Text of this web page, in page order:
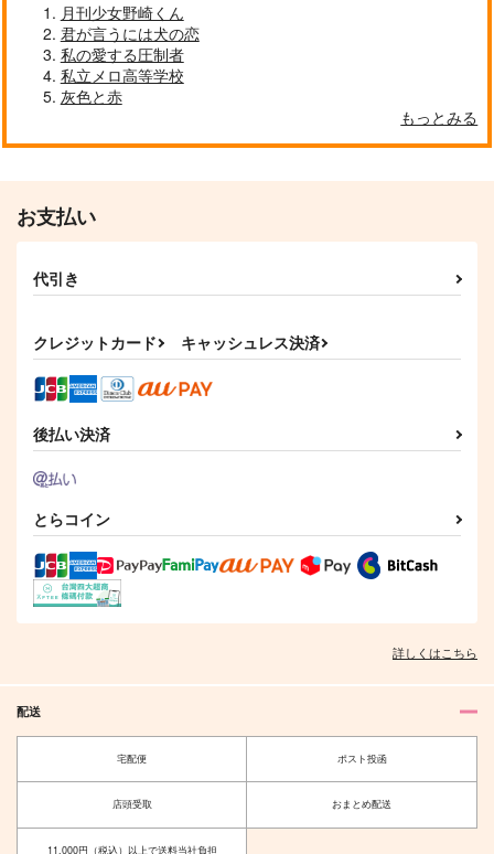
かつぐだまとめ
1,300円（税込）
サンプル
作品詳細
Candelaria
1,100円（税込）
作品詳細
1,210円（税込）
作品詳細
超鋼奇動！アラハバ
キ！
Owen
787 （税込）
FGOミニアクキー●バ
ーゲスト●
377 （税込）
リュジーヌ●
377円（税込）
月刊少女野崎くん
君が言うには犬の恋
私の愛する圧制者
私立メロ高等学校
灰色と赤
もっとみる
お支払い
代引き
クレジットカード キャッシュレス決済
後払い決済
とらコイン
詳しくはこちら
配送
宅配便 ポスト投函
店頭受取 おまとめ配送
11,000円（税込）以上で送料当社負担